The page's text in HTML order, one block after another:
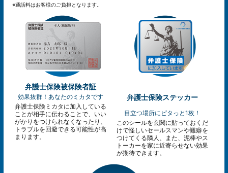
※通話料はお客様のご負担となります。
弁護士保険被保険者証
効果抜群！あなたのミカタです
弁護士保険ミカタに加入している
ことが相手に伝わることで、いい
がかりをつけられなくなったり、
トラブルを回避できる可能性が高
まります。
弁護士保険ステッカー
目立つ場所にピタっと1枚！
このシールを玄関に貼っておくだ
けで怪しいセールスマンや難癖を
つけてくる隣人、また、泥棒やス
トーカーを家に近寄らせない効果
が期待できます。